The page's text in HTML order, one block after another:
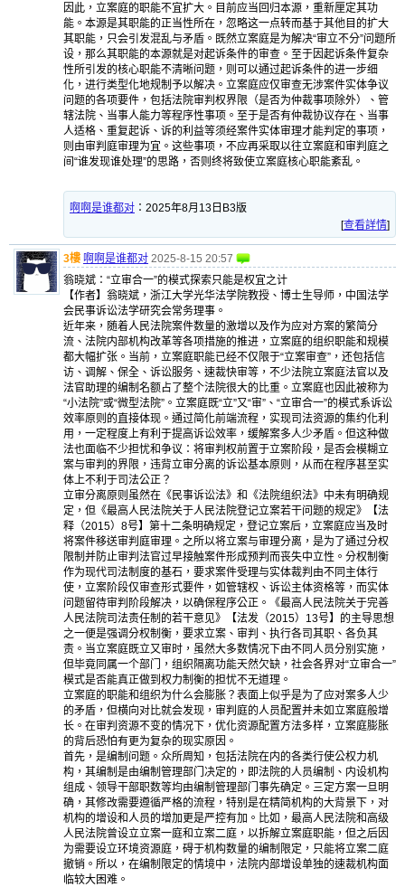
因此，立案庭的职能不宜扩大。目前应当回归本源，重新厘定其功
能。本源是其职能的正当性所在，忽略这一点转而基于其他目的扩大
其职能，只会引发混乱与矛盾。既然立案庭是为解决“审立不分”问题所
设，那么其职能的本源就是对起诉条件的审查。至于因起诉条件复杂
性所引发的核心职能不清晰问题，则可以通过起诉条件的进一步细
化，进行类型化地规制予以解决。立案庭应仅审查无涉案件实体争议
问题的各项要件，包括法院审判权界限（是否为仲裁事项除外）、管
辖法院、当事人能力等程序性事项。至于是否有仲裁协议存在、当事
人适格、重复起诉、诉的利益等须经案件实体审理才能判定的事项，
则由审判庭审理为宜。这些事项，不应再采取以往立案庭和审判庭之
间“谁发现谁处理”的思路，否则终将致使立案庭核心职能紊乱。
啊啊是谁都对 ： 2025年8月13日B3版
[查看詳情]
3樓 啊啊是谁都对 2025-8-15 20:57
翁晓斌：“立审合一”的模式探索只能是权宜之计
【作者】翁晓斌，浙江大学光华法学院教授、博士生导师，中国法学
会民事诉讼法学研究会常务理事。
近年来，随着人民法院案件数量的激增以及作为应对方案的繁简分
流、法院内部机构改革等各项措施的推进，立案庭的组织职能和规模
都大幅扩张。当前，立案庭职能已经不仅限于“立案审查”，还包括信
访、调解、保全、诉讼服务、速裁快审等，不少法院立案庭法官以及
法官助理的编制名额占了整个法院很大的比重。立案庭也因此被称为
“小法院”或“微型法院”。立案庭既“立”又“审”、“立审合一”的模式系诉讼
效率原则的直接体现。通过简化前端流程，实现司法资源的集约化利
用，一定程度上有利于提高诉讼效率，缓解案多人少矛盾。但这种做
法也面临不少担忧和争议：将审判权前置于立案阶段，是否会模糊立
案与审判的界限，违背立审分离的诉讼基本原则，从而在程序甚至实
体上不利于司法公正？
立审分离原则虽然在《民事诉讼法》和《法院组织法》中未有明确规
定，但《最高人民法院关于人民法院登记立案若干问题的规定》【法
释（2015）8号】第十二条明确规定，登记立案后，立案庭应当及时
将案件移送审判庭审理。之所以将立案与审理分离，是为了通过分权
限制并防止审判法官过早接触案件形成预判而丧失中立性。分权制衡
作为现代司法制度的基石，要求案件受理与实体裁判由不同主体行
使，立案阶段仅审查形式要件，如管辖权、诉讼主体资格等，而实体
问题留待审判阶段解决，以确保程序公正。《最高人民法院关于完善
人民法院司法责任制的若干意见》【法发（2015）13号】的主导思想
之一便是强调分权制衡，要求立案、审判、执行各司其职、各负其
责。当立案庭既立又审时，虽然大多数情况下由不同人员分别实施，
但毕竟同属一个部门，组织隔离功能天然欠缺，社会各界对“立审合一”
模式是否能真正做到权力制衡的担忧不无道理。
立案庭的职能和组织为什么会膨胀？表面上似乎是为了应对案多人少
的矛盾，但横向对比就会发现，审判庭的人员配置并未如立案庭般增
长。在审判资源不变的情况下，优化资源配置方法多样，立案庭膨胀
的背后恐怕有更为复杂的现实原因。
首先，是编制问题。众所周知，包括法院在内的各类行使公权力机
构，其编制是由编制管理部门决定的，即法院的人员编制、内设机构
组成、领导干部职数等均由编制管理部门事先确定。三定方案一旦明
确，其修改需要遵循严格的流程，特别是在精简机构的大背景下，对
机构的增设和人员的增加更是严控有加。比如，最高人民法院和高级
人民法院曾设立立案一庭和立案二庭，以拆解立案庭职能，但之后因
为需要设立环境资源庭，碍于机构数量的编制限定，只能将立案二庭
撤销。所以，在编制限定的情境中，法院内部增设单独的速裁机构面
临较大困难。